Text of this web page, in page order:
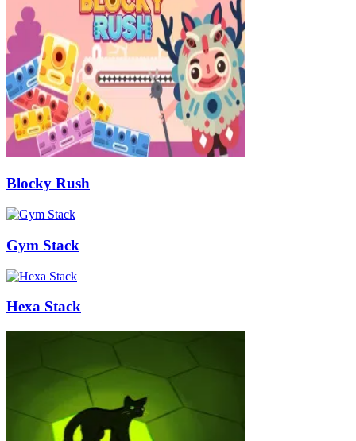
Blocky Rush
Gym Stack
Hexa Stack